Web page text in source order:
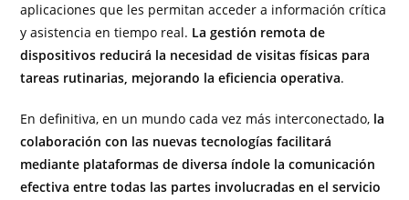
aplicaciones que les permitan acceder a información crítica
y asistencia en tiempo real. La gestión remota de
dispositivos reducirá la necesidad de visitas físicas para
tareas rutinarias, mejorando la eficiencia operativa.
En definitiva, en un mundo cada vez más interconectado, la
colaboración con las nuevas tecnologías facilitará
mediante plataformas de diversa índole la comunicación
efectiva entre todas las partes involucradas en el servicio